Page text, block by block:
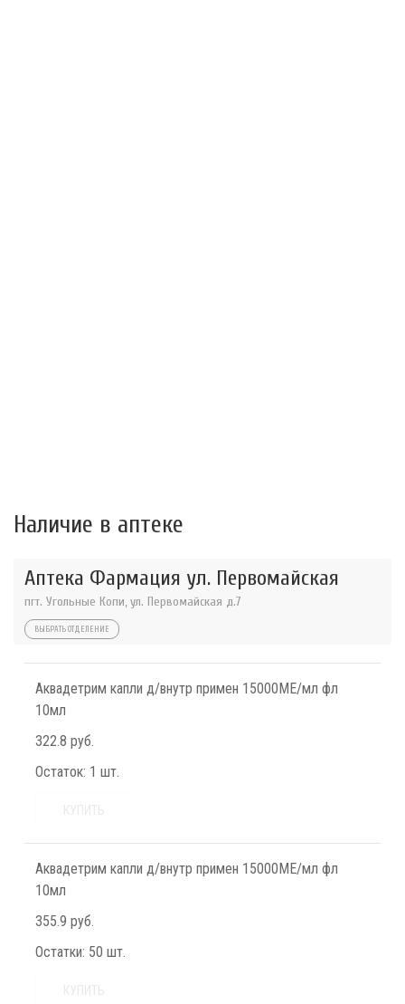
Наличие в аптеке
Аптека Фармация ул. Первомайская
пгт. Угольные Копи, ул. Первомайская д.7
ВЫБРАТЬ ОТДЕЛЕНИЕ
Аквадетрим капли д/внутр примен 15000МЕ/мл фл
10мл
322.8 руб.
Остаток: 1 шт.
Аквадетрим капли д/внутр примен 15000МЕ/мл фл
10мл
355.9 руб.
Остатки: 50 шт.